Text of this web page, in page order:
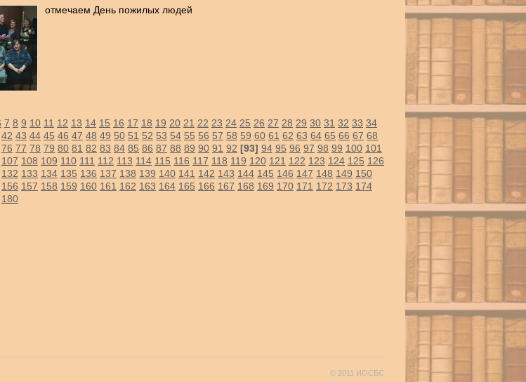
отмечаем День пожилых людей
7 8 9 10 11 12 13 14 15 16 17 18 19 20 21 22 23 24 25 26 27 28 29 30 31 32 33 34
42 43 44 45 46 47 48 49 50 51 52 53 54 55 56 57 58 59 60 61 62 63 64 65 66 67 68
76 77 78 79 80 81 82 83 84 85 86 87 88 89 90 91 92 [93] 94 95 96 97 98 99 100 101
107 108 109 110 111 112 113 114 115 116 117 118 119 120 121 122 123 124 125 126
132 133 134 135 136 137 138 139 140 141 142 143 144 145 146 147 148 149 150
156 157 158 159 160 161 162 163 164 165 166 167 168 169 170 171 172 173 174
180
© 2011 ИОСБС